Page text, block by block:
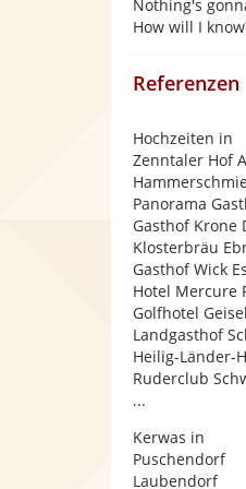
Nothing's
How will I
Referenzen
Hochzeiten in
Zenntaler Hof
Panorama
Gasthof Krone
Klosterbräu
Gasthof Wick
Hotel Mercure
Golfhotel
Landgasthof
Heilig-Länder-
Ruderclub
...
Kerwas in
Puschendorf
Laubendorf